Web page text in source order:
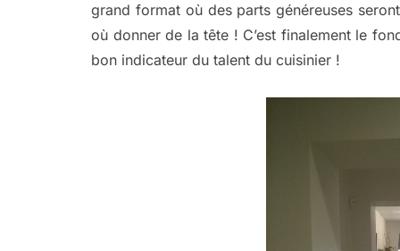
grand format où des parts généreuses
où donner de la tête ! C’est finalement le
bon indicateur du talent du cuisinier !